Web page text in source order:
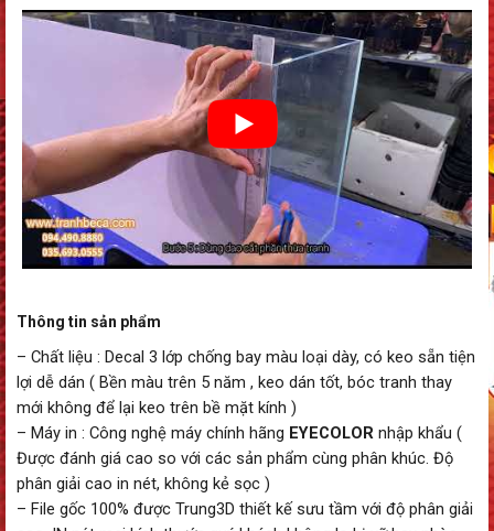
Thông tin sản phẩm
– Chất liệu : Decal 3 lớp chống bay màu loại dày, có keo sẵn tiện
lợi dễ dán ( Bền màu trên 5 năm , keo dán tốt, bóc tranh thay
mới không để lại keo trên bề mặt kính )
– Máy in : Công nghệ máy chính hãng EYECOLOR nhập khẩu (
Được đánh giá cao so với các sản phẩm cùng phân khúc. Độ
phân giải cao in nét, không kẻ sọc )
– File gốc 100% được Trung3D thiết kế sưu tầm với độ phân giải